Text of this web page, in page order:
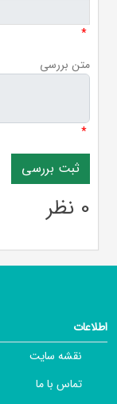
*
متن بررسی
*
0 نظر
اطلاعات
نقشه سایت
تماس با ما